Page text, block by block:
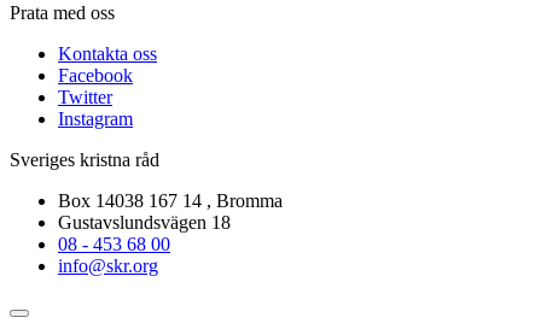
Prata med oss
Kontakta oss
Facebook
Twitter
Instagram
Sveriges kristna råd
Box 14038 167 14 , Bromma
Gustavslundsvägen 18
08 - 453 68 00
info@skr.org